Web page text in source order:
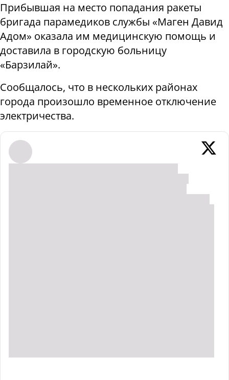
Прибывшая на место попадания ракеты
бригада парамедиков службы «Маген Давид
Адом» оказала им медицинскую помощь и
доставила в городскую больницу
«Барзилай».
Сообщалось, что в нескольких районах
города произошло временное отключение
электричества.